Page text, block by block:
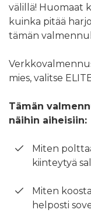
välillä! Huomaat
kuinka pitää
tämän
mies, valitse
Tämän
näihin aiheisiin:
Miten
kiinteytyä
Miten
helposti